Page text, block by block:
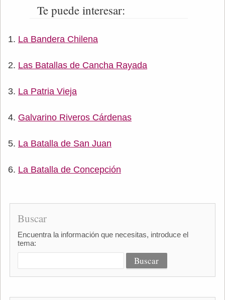
Te puede interesar:
La Bandera Chilena
Las Batallas de Cancha Rayada
La Patria Vieja
Galvarino Riveros Cárdenas
La Batalla de San Juan
La Batalla de Concepción
Buscar
Encuentra la información que necesitas, introduce el
tema: